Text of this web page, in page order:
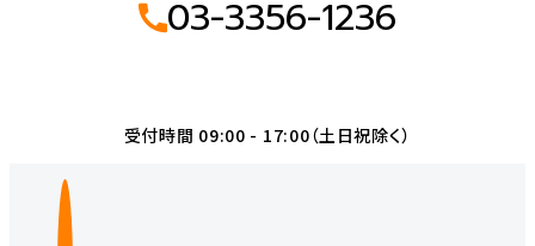
03-3356-1236
受付時間 09:00 - 17:00（土日祝除く）